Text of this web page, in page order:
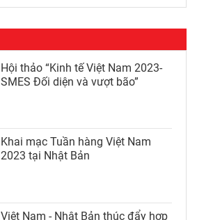
Hội thảo “Kinh tế Việt Nam 2023-
SMES Đối diện và vượt bão”
Khai mạc Tuần hàng Việt Nam
2023 tại Nhật Bản
Việt Nam - Nhật Bản thúc đẩy hợp